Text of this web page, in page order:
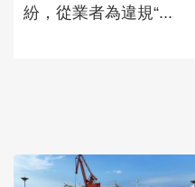
紛，從業者為違規“...